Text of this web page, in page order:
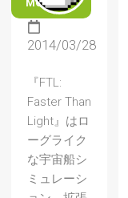
MORE
2014/03/28
『FTL:
Faster Than
Light』はロ
ーグライク
な宇宙船シ
ミュレーシ